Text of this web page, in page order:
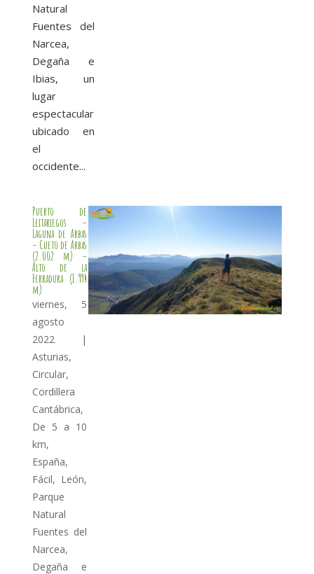
Natural
Fuentes del
Narcea,
Degaña e
Ibias, un
lugar
espectacular
ubicado en
el
occidente...
Puerto de
Leitariegos –
Laguna de Arbas
– Cueto de Arbas
(2.002 m) –
Alto de la
Ferradura (1.994
m)
viernes, 5
agosto
2022 |
Asturias,
Circular,
Cordillera
Cantábrica,
De 5 a 10
km,
España,
Fácil, León,
Parque
Natural
Fuentes del
Narcea,
Degaña e